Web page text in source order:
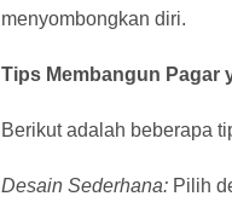
menyombongkan diri.
Tips Membangun Pagar
Berikut adalah beberapa
Desain Sederhana: Pilih